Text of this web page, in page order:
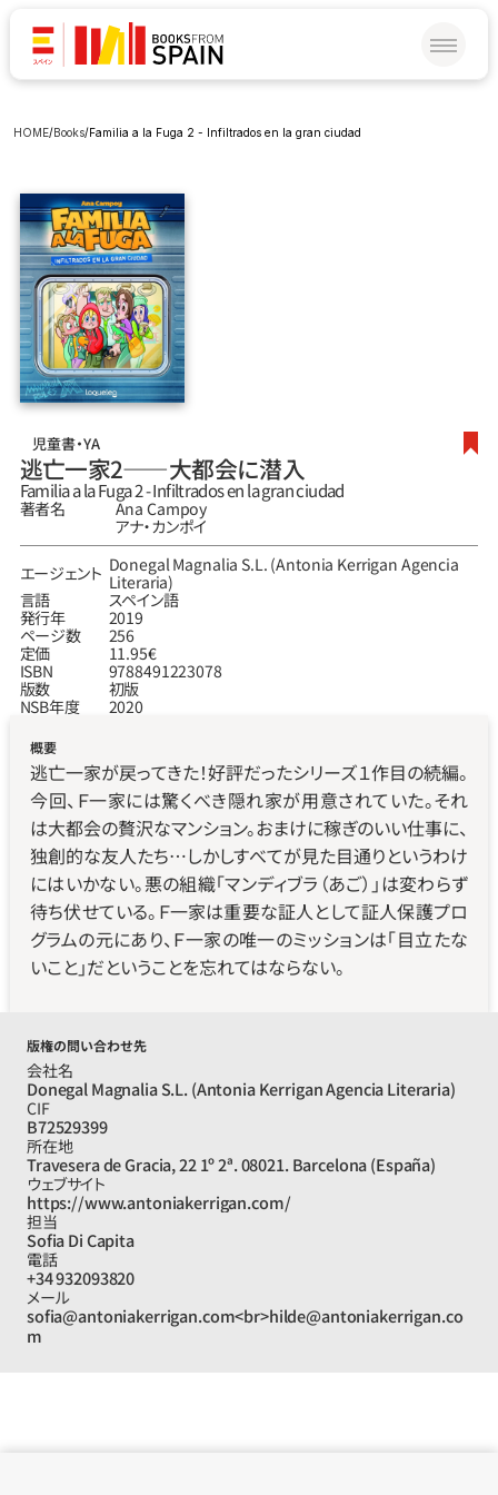
HOME/Books/Familia a la Fuga 2 - Infiltrados en la gran ciudad
児童書・YA
逃亡一家2――大都会に潜入
Familia a la Fuga 2 - Infiltrados en la gran ciudad
著者名
Ana Campoy
アナ・カンポイ
エージェント Donegal Magnalia S.L. (Antonia Kerrigan Agencia
Literaria)
言語
スペイン語
発行年
2019
ページ数
256
定価
11.95€
ISBN
9788491223078
版数
初版
NSB年度
2020
概要
逃亡一家が戻ってきた！好評だったシリーズ１作目の続編。
今回、Ｆ一家には驚くべき隠れ家が用意されていた。それ
は大都会の贅沢なマンション。おまけに稼ぎのいい仕事に、
独創的な友人たち…しかしすべてが見た目通りというわけ
にはいかない。悪の組織「マンディブラ（あご）」は変わらず
待ち伏せている。Ｆ一家は重要な証人として証人保護プロ
グラムの元にあり、Ｆ一家の唯一のミッションは「目立たな
いこと」だということを忘れてはならない。
版権の問い合わせ先
会社名
Donegal Magnalia S.L. (Antonia Kerrigan Agencia Literaria)
CIF
B72529399
所在地
Travesera de Gracia, 22 1º 2ª. 08021. Barcelona (España)
ウェブサイト
https://www.antoniakerrigan.com/
担当
Sofia Di Capita
電話
+34 932093820
メール
sofia@antoniakerrigan.com<br>hilde@antoniakerrigan.co
m